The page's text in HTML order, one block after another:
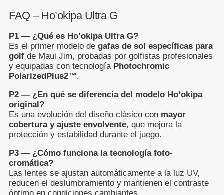
FAQ – Ho’okipa Ultra G
P1 — ¿Qué es Ho’okipa Ultra G?
Es el primer modelo de gafas de sol específicas para
golf de Maui Jim, probadas por golfistas profesionales
y equipadas con tecnología Photochromic
PolarizedPlus2™.
P2 — ¿En qué se diferencia del modelo Ho’okipa
original?
Es una evolución del diseño clásico con mayor
cobertura y ajuste envolvente, que mejora la
protección y estabilidad durante el juego.
P3 — ¿Cómo funciona la tecnología foto-
cromática?
Las lentes se ajustan automáticamente a la luz UV,
reducen el deslumbramiento y mantienen el contraste
óptimo en condiciones cambiantes.